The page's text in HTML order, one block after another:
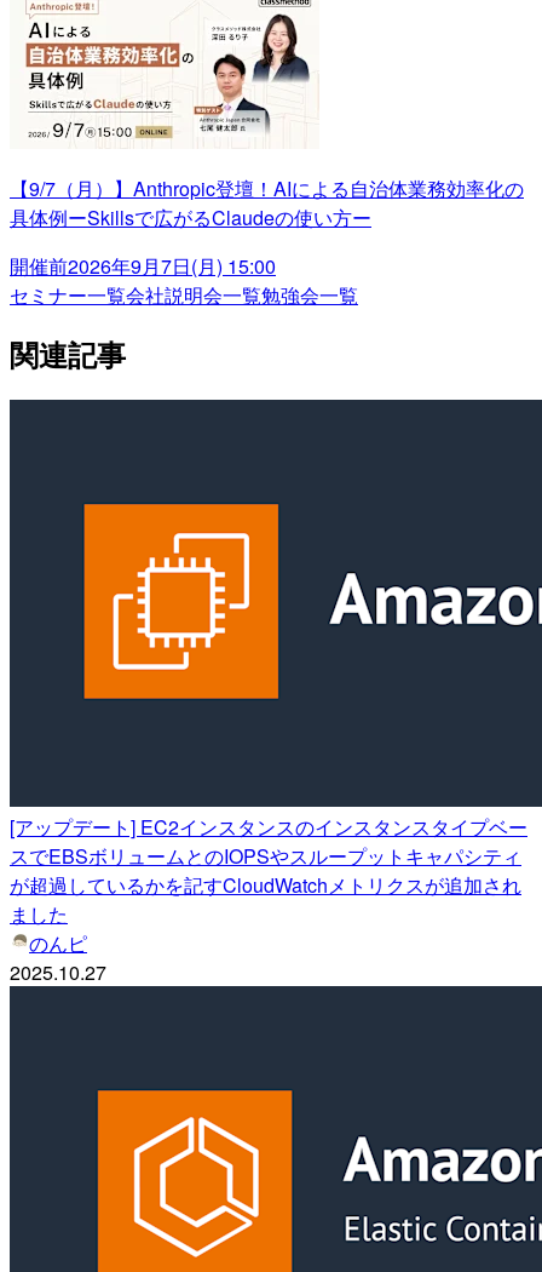
【9/7（月）】Anthropic登壇！AIによる自治体業務効率化の
具体例ーSkillsで広がるClaudeの使い方ー
開催前2026年9月7日(月) 15:00
セミナー一覧会社説明会一覧勉強会一覧
関連記事
[アップデート] EC2インスタンスのインスタンスタイプベー
スでEBSボリュームとのIOPSやスループットキャパシティ
が超過しているかを記すCloudWatchメトリクスが追加され
ました
のんピ
2025.10.27